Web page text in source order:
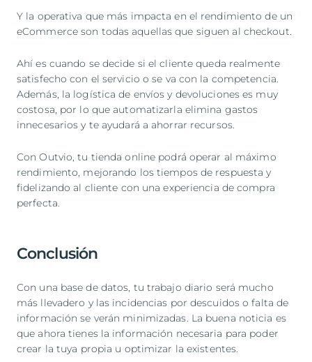
Y la operativa que más impacta en el rendimiento de un
eCommerce son todas aquellas que siguen al checkout.
Ahí es cuando se decide si el cliente queda realmente
satisfecho con el servicio o se va con la competencia.
Además, la logística de envíos y devoluciones es muy
costosa, por lo que automatizarla elimina gastos
innecesarios y te ayudará a ahorrar recursos.
Con Outvio, tu tienda online podrá operar al máximo
rendimiento, mejorando los tiempos de respuesta y
fidelizando al cliente con una experiencia de compra
perfecta.
Conclusión
Con una base de datos, tu trabajo diario será mucho
más llevadero y las incidencias por descuidos o falta de
información se verán minimizadas. La buena noticia es
que ahora tienes la información necesaria para poder
crear la tuya propia u optimizar la existentes.